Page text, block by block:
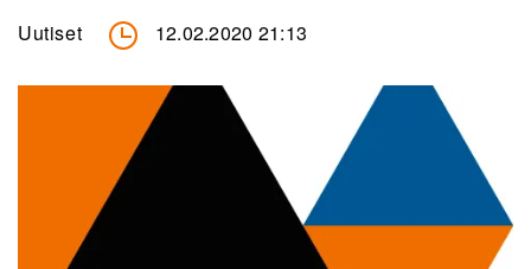
Uutiset 12.02.2020 21:13